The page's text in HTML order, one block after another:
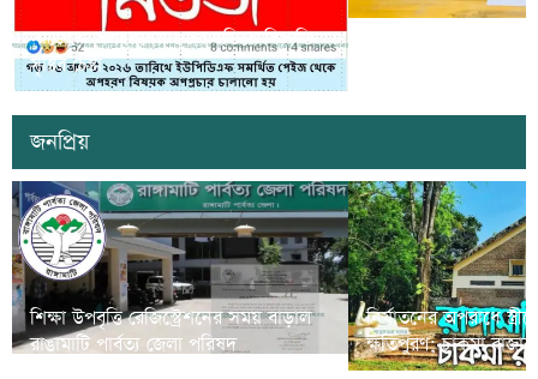
সাজেকে অপহরণের গুজব ছড়িয়ে বিভ্রান্তি
সৃষ্টির চেষ্টা
জনপ্রিয়
শিক্ষা উপবৃত্তি রেজিস্ট্রেশনের সময় বাড়াল
রাঙামাটি পার্বত্য জেলা পরিষদ
নির্যাতনের অপরাধে
ক্ষতিপুরণ; চাকমা